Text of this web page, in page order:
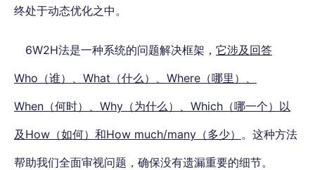
终处于动态优化之中。
6W2H法是一种系统的问题解决框架， 它涉及回答
Who（谁）、What（什么）、Where（哪里）、
When（何时）、Why（为什么）、Which（哪一个）以
及How（如何）和How much/many（多少） 。这种方法
帮助我们全面审视问题，确保没有遗漏重要的细节。